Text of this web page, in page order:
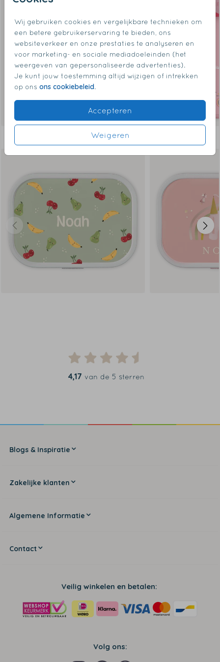
Wij gebruiken cookies en vergelijkbare technieken om
een betere gebruikerservaring te bieden, ons
websiteverkeer en onze prestaties te analyseren en
voor marketing- en sociale mediadoeleinden (het
weergeven van gepersonaliseerde advertenties).
Je kunt jouw toestemming altijd wijzigen of intrekken
op ons ons cookiebeleid.
Accepteren
Weigeren
Dit vind je misschien ook leuk
4,17 van de 5 sterren
Blogs & Inspiratie
Zakelijke klanten
Algemene Informatie
Contact
Veilig winkelen en betalen:
Volg ons: